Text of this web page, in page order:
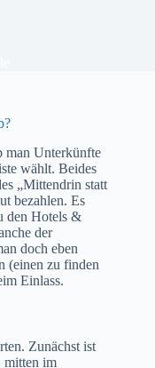
man Unterkünfte
wählt. Beides
„Mittendrin statt
bezahlen. Es
den Hotels &
der
doch eben
(einen zu finden
Einlass.
Zunächst ist
mitten im